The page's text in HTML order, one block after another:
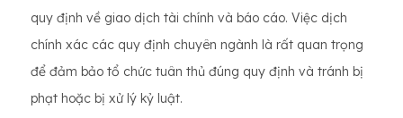
quy định về giao dịch tài chính và báo cáo. Việc dịch
chính xác các quy định chuyên ngành là rất quan trọng
để đảm bảo tổ chức tuân thủ đúng quy định và tránh bị
phạt hoặc bị xử lý kỷ luật.